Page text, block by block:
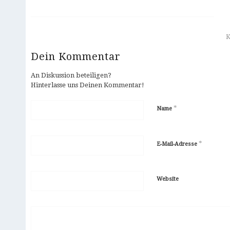
Dein Kommentar
An Diskussion beteiligen?
Hinterlasse uns Deinen Kommentar!
Name *
E-Mail-Adresse *
Website